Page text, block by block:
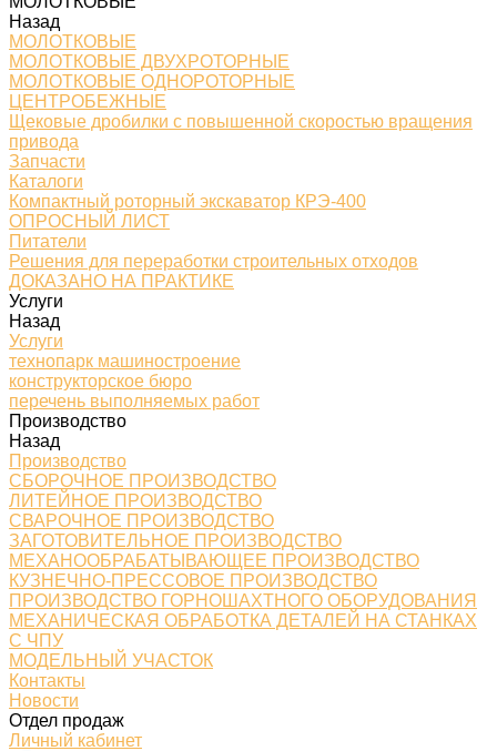
Назад
МОЛОТКОВЫЕ
МОЛОТКОВЫЕ ДВУХРОТОРНЫЕ
МОЛОТКОВЫЕ ОДНОРОТОРНЫЕ
ЦЕНТРОБЕЖНЫЕ
Щековые дробилки с повышенной скоростью вращения
привода
Запчасти
Каталоги
Компактный роторный экскаватор КРЭ-400
ОПРОСНЫЙ ЛИСТ
Питатели
Решения для переработки строительных отходов
ДОКАЗАНО НА ПРАКТИКЕ
Услуги
Назад
Услуги
технопарк машиностроение
конструкторское бюро
перечень выполняемых работ
Производство
Назад
Производство
СБОРОЧНОЕ ПРОИЗВОДСТВО
ЛИТЕЙНОЕ ПРОИЗВОДСТВО
СВАРОЧНОЕ ПРОИЗВОДСТВО
ЗАГОТОВИТЕЛЬНОЕ ПРОИЗВОДСТВО
МЕХАНООБРАБАТЫВАЮЩЕЕ ПРОИЗВОДСТВО
КУЗНЕЧНО-ПРЕССОВОЕ ПРОИЗВОДСТВО
ПРОИЗВОДСТВО ГОРНОШАХТНОГО ОБОРУДОВАНИЯ
МЕХАНИЧЕСКАЯ ОБРАБОТКА ДЕТАЛЕЙ НА СТАНКАХ
С ЧПУ
МОДЕЛЬНЫЙ УЧАСТОК
Контакты
Новости
Отдел продаж
Личный кабинет